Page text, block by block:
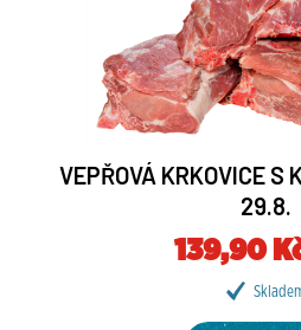
VEPŘOVÁ KRKOVICE S
29.8.
139,90